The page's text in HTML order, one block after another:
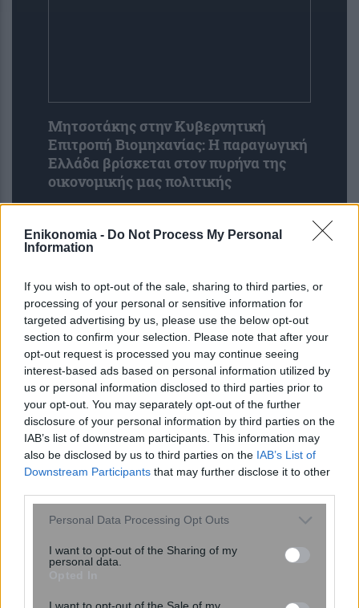
Enikonomia - Do Not Process My Personal
Information
If you wish to opt-out of the sale, sharing to third parties, or
processing of your personal or sensitive information for
targeted advertising by us, please use the below opt-out
section to confirm your selection. Please note that after your
opt-out request is processed you may continue seeing
interest-based ads based on personal information utilized by
us or personal information disclosed to third parties prior to
your opt-out. You may separately opt-out of the further
disclosure of your personal information by third parties on the
IAB’s list of downstream participants. This information may
also be disclosed by us to third parties on the IAB’s List of
Downstream Participants that may further disclose it to other
Please note that this website/app uses one or more Google
not limited to your visit or usage behaviour. You may click to
grant or deny consent to Google and its third-party tags to
consent section.
Personal Data Processing Opt Outs
I want to opt-out of the Sharing of my
personal data.
I want to opt-out of the Sale of my
Μητσοτάκης στην Κυβερνητική
Επιτροπή Βιομηχανίας: Η παραγωγική
Ελλάδα βρίσκεται στον πυρήνα της
οικονομικής μας πολιτικής
ΕΟΦ: Σύσκεψη με όλους τους φορείς
για την επάρκεια φαρμάκων και την
εύρυθμη λειτουργία της εφοδιαστικής